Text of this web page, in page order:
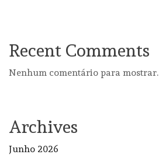
Recent Comments
Nenhum comentário para mostrar.
Archives
Junho 2026